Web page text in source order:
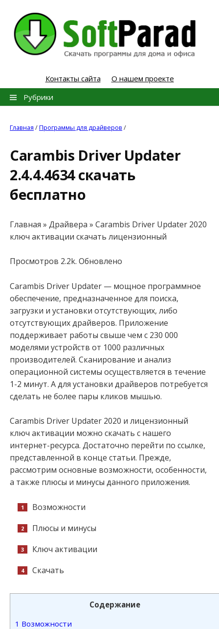
content
Контакты сайта
О нашем проекте
Рубрики
Главная /Программы для драйверов /
Carambis Driver Updater
2.4.4.4634 скачать
бесплатно
Главная » Драйвера » Carambis Driver Updater 2020
ключ активации скачать лицензионный
Просмотров 2.2k. Обновлено
Carambis Driver Updater — мощное программное
обеспечение, предназначенное для поиска,
загрузки и установки отсутствующих, либо
отсутствующих драйверов. Приложение
поддерживает работы свыше чем с 230 000
моделями устройств от 1000 различных
производителей. Сканирование и анализ
операционной системы осуществляется в течение
1-2 минут. А для установки драйверов потребуется
сделать не более пары кликов мышью.
Carambis Driver Updater 2020 и лицензионный
ключ активации можно скачать с нашего
интернет-ресурса. Достаточно перейти по ссылке,
представленной в конце статьи. Прежде,
рассмотрим основные возможности, особенности,
а также плюсы и минусы данного приложения.
Возможности
Плюсы и минусы
Ключ активации
Скачать
Содержание
1 Возможности